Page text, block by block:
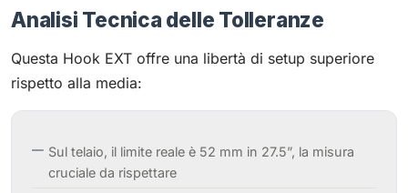
Analisi Tecnica delle Tolleranze
Questa Hook EXT offre una libertà di setup superiore
rispetto alla media:
Sul telaio, il limite reale è 52 mm in 27.5”, la misura
cruciale da rispettare